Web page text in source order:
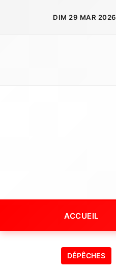
DIM 29 MAR 2026
ACCUEIL
DÉPÊCHES